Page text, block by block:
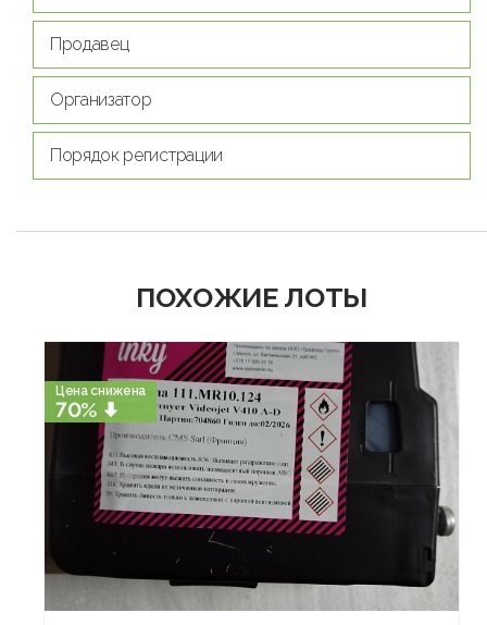
Продавец
Организатор
Порядок регистрации
ПОХОЖИЕ ЛОТЫ
Цена снижена
70%